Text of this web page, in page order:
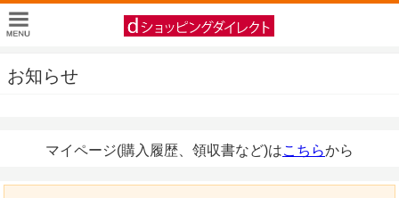
お知らせ
マイページ(購入履歴、領収書など)はこちらから